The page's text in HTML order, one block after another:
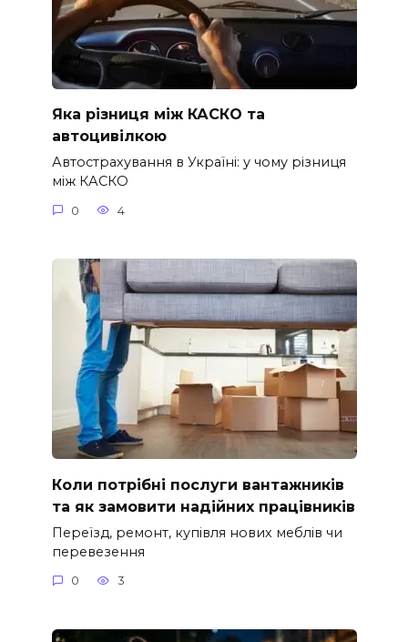
Яка різниця між КАСКО та
автоцивілкою
Автострахування в Україні: у чому різниця
між КАСКО
0 4
Коли потрібні послуги вантажників
та як замовити надійних працівників
Переїзд, ремонт, купівля нових меблів чи
перевезення
0 3